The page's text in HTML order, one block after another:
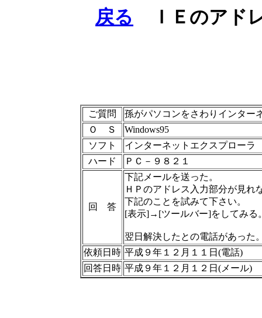
戻る ＩＥのアド
ご質問
孫がパソコンをさわりインター
Ｏ Ｓ
Windows95
ソフト
インターネットエクスプローラ
ハード
ＰＣ－９８２１
回 答
下記メールを送った。
ＨＰのアドレス入力部分が見れ
下記のことを試みて下さい。
[表示]→[ツールバー]をしてみる
翌日解決したとの電話があった
依頼日時 平成９年１２月１１日(電話)
回答日時 平成９年１２月１２日(メール)